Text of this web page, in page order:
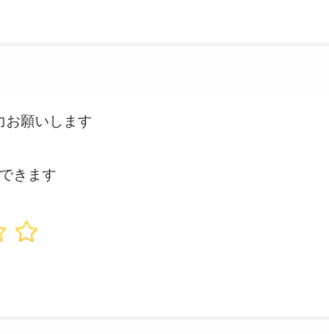
お願いします
きます